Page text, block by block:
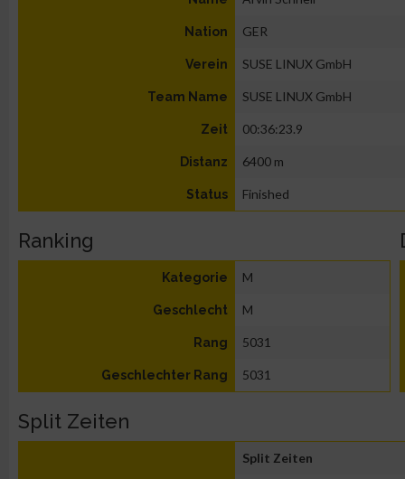
Nation GER
Verein SUSE LINUX GmbH
Team Name SUSE LINUX GmbH
Zeit 00:36:23.9
Distanz 6400 m
Status Finished
Ranking
Kategorie M
Geschlecht M
Rang 5031
Geschlechter Rang 5031
Split Zeiten
Split Zeiten